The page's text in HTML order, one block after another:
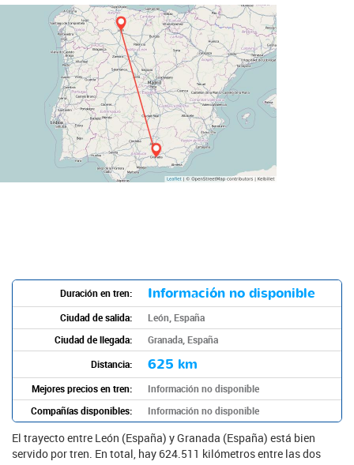
Duración en tren: Información no disponible
Ciudad de salida:
León, España
Ciudad de llegada:
Granada, España
Distancia:
625 km
Mejores precios en tren:
Información no disponible
Compañías disponibles:
Información no disponible
El trayecto entre León (España) y Granada (España) está bien
servido por tren. En total, hay 624.511 kilómetros entre las dos